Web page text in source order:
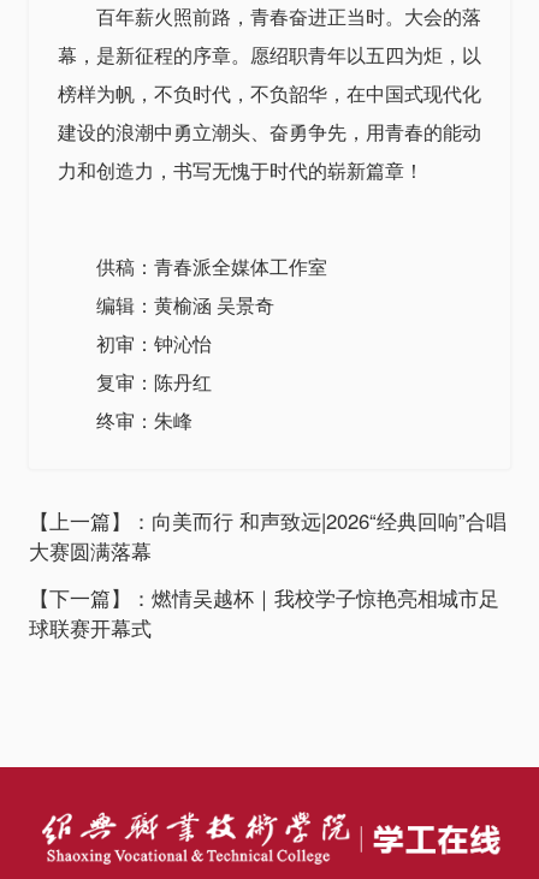
百年薪火照前路，青春奋进正当时。大会的落
幕，是新征程的序章。愿绍职青年以五四为炬，以
榜样为帆，不负时代，不负韶华，在中国式现代化
建设的浪潮中勇立潮头、奋勇争先，用青春的能动
力和创造力，书写无愧于时代的崭新篇章！
供稿：青春派全媒体工作室
编辑：黄榆涵 吴景奇
初审：钟沁怡
复审：陈丹红
终审：朱峰
【上一篇】：向美而行 和声致远|2026“经典回响”合唱
大赛圆满落幕
【下一篇】：燃情吴越杯｜我校学子惊艳亮相城市足
球联赛开幕式